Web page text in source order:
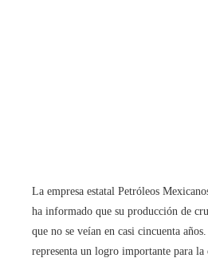
La empresa estatal Petróleos
ha informado que su producción de
que no se veían en casi cincuenta
representa un logro importante para la